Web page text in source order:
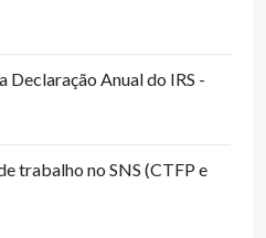
Declaração Anual do IRS -
trabalho no SNS (CTFP e